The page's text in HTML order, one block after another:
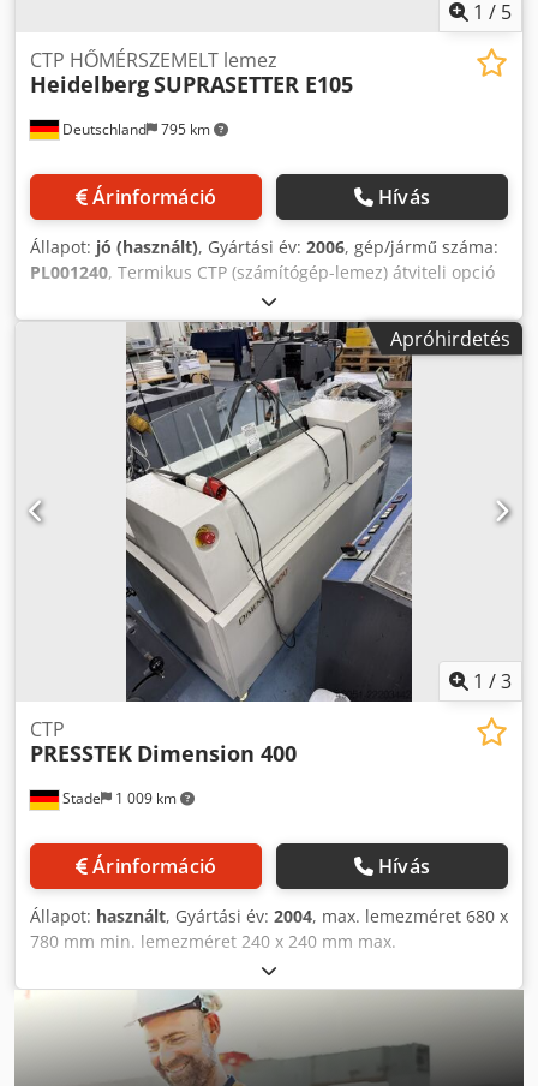
1 / 5
Deutschland 795 km
CTP HŐMÉRSZEMELT lemez
HeidelbergSUPRASETTER E105
Árinformáció Hívás
Állapot: jó (használt), Gyártási év: 2006, gép/jármű száma:
PL001240, Termikus CTP (számítógép-lemez) átviteli opció
(lemezek / óra maximális formátumban): 14 lemez / óra
min. Lemez formátum: 370 x 323 mm Maks. Lemez
formátum: 930 x 1140 mm Lemez vastagsága: 0,15 - 0,3
mm A műszaki adatok a munka, a fogyóeszközök és a
lehetséges egyéb tényezők függvényében változhatnak.
Credpfjfmmyzjx Alwjf
Apróhirdetés
1 /3
Stade 1 009 km
CTP
PRESSTEK Dimension 400
Árinformáció Hívás
Állapot: használt, Gyártási év: 2004, max. lemezméret 680 x
780 mm min. lemezméret 240 x 240 mm max.
lemezsebesség 20 /óra Cedpfxezgxbwe Alwsrf
vegyszermentes